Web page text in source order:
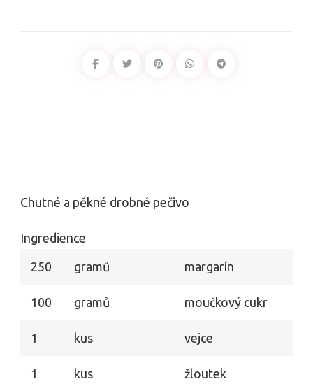
Chutné a pěkné drobné pečivo
Ingredience
250 gramů margarín
100 gramů moučkový cukr
1 kus vejce
1 kus žloutek